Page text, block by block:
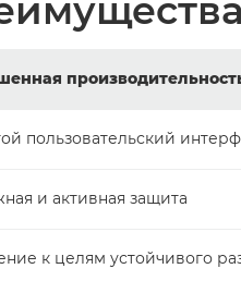
пользовательский
и активная защита
к целям устойчивого